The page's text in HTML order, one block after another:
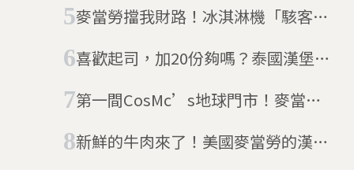
麥當勞擋我財路！冰淇淋機「駭客」
喜歡起司，加20份夠嗎？泰國漢堡王
第一間CosMc’s地球門市！麥當勞
新鮮的牛肉來了！美國麥當勞的漢堡